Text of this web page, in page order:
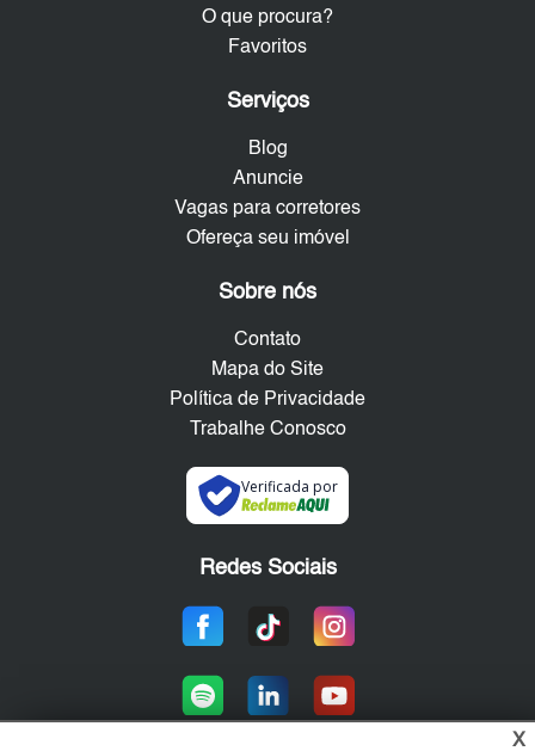
O que procura?
Favoritos
Serviços
Blog
Anuncie
Vagas para corretores
Ofereça seu imóvel
Sobre nós
Contato
Mapa do Site
Política de Privacidade
Trabalhe Conosco
Verificada por
Redes Sociais
X